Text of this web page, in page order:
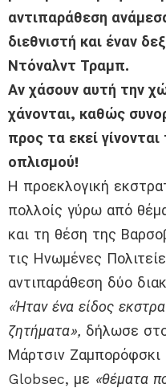
αντιπαράθεση
διεθνιστή και έναν
Ντόναλντ Τραμπ.
Αν χάσουν αυτή την
χάνονται, καθώς
προς τα εκεί
οπλισμού!
Η προεκλογική
πολλοίς γύρω από
και τη θέση της
τις Ηνωμένες
αντιπαράθεση δύο
«Ήταν ένα είδος
ζητήματα», δήλωσε
Μάρτσιν
Globsec, με «θέματα